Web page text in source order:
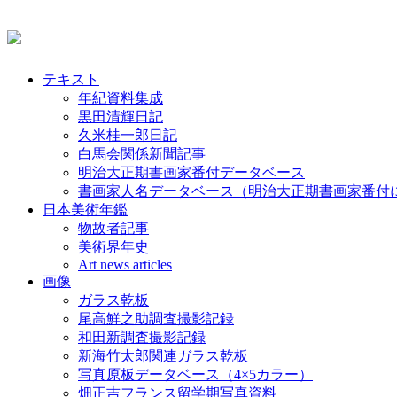
テキスト
年紀資料集成
黒田清輝日記
久米桂一郎日記
白馬会関係新聞記事
明治大正期書画家番付データベース
書画家人名データベース（明治大正期書画家番付
日本美術年鑑
物故者記事
美術界年史
Art news articles
画像
ガラス乾板
尾高鮮之助調査撮影記録
和田新調査撮影記録
新海竹太郎関連ガラス乾板
写真原板データベース（4×5カラー）
畑正吉フランス留学期写真資料